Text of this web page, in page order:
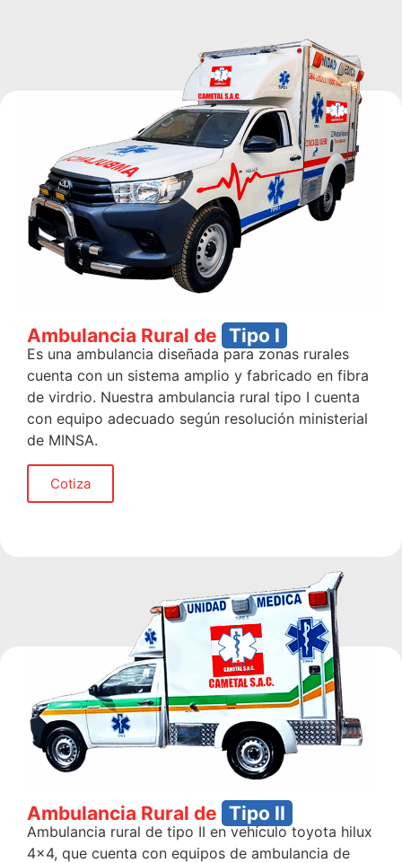
Ambulancia Rural de Tipo I
Es una ambulancia diseñada para zonas rurales
cuenta con un sistema amplio y fabricado en fibra
de virdrio. Nuestra ambulancia rural tipo I cuenta
con equipo adecuado según resolución ministerial
de MINSA.
Cotiza
Ambulancia Rural de Tipo II
Ambulancia rural de tipo II en vehículo toyota hilux
4×4, que cuenta con equipos de ambulancia de